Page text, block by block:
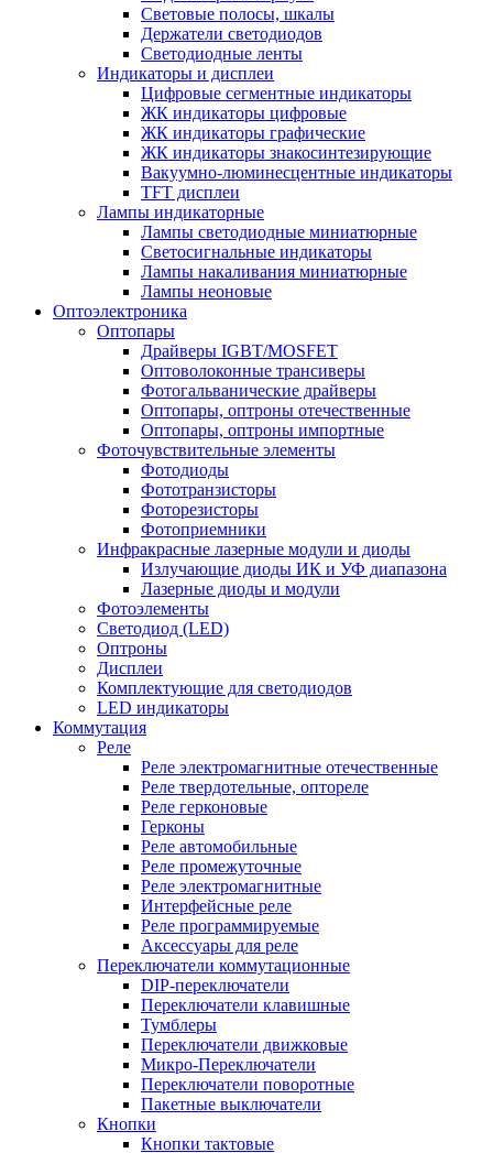
Световые полосы, шкалы
Держатели светодиодов
Светодиодные ленты
Индикаторы и дисплеи
Цифровые сегментные индикаторы
ЖК индикаторы цифровые
ЖК индикаторы графические
ЖК индикаторы знакосинтезирующие
Вакуумно-люминесцентные индикаторы
TFT дисплеи
Лампы индикаторные
Лампы светодиодные миниатюрные
Светосигнальные индикаторы
Лампы накаливания миниатюрные
Лампы неоновые
Оптоэлектроника
Оптопары
Драйверы IGBT/MOSFET
Оптоволоконные трансиверы
Фотогальванические драйверы
Оптопары, оптроны отечественные
Оптопары, оптроны импортные
Фоточувствительные элементы
Фотодиоды
Фототранзисторы
Фоторезисторы
Фотоприемники
Инфракрасные лазерные модули и диоды
Излучающие диоды ИК и УФ диапазона
Лазерные диоды и модули
Фотоэлементы
Светодиод (LED)
Оптроны
Дисплеи
Комплектующие для светодиодов
LED индикаторы
Коммутация
Реле
Реле электромагнитные отечественные
Реле твердотельные, оптореле
Реле герконовые
Герконы
Реле автомобильные
Реле промежуточные
Реле электромагнитные
Интерфейсные реле
Реле программируемые
Аксессуары для реле
Переключатели коммутационные
DIP-переключатели
Переключатели клавишные
Тумблеры
Переключатели движковые
Микро-Переключатели
Переключатели поворотные
Пакетные выключатели
Кнопки
Кнопки тактовые